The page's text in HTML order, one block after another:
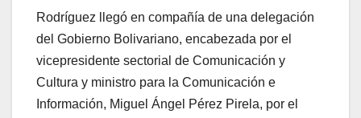
Rodríguez llegó en compañía de una delegación
del Gobierno Bolivariano, encabezada por el
vicepresidente sectorial de Comunicación y
Cultura y ministro para la Comunicación e
Información, Miguel Ángel Pérez Pirela, por el